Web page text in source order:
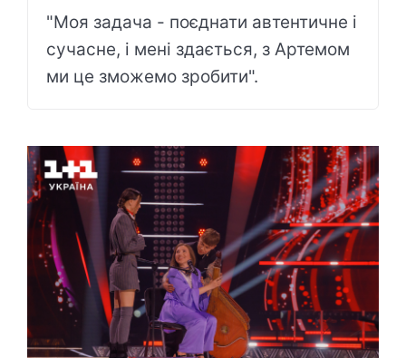
"Моя задача - поєднати автентичне і
сучасне, і мені здається, з Артемом
ми це зможемо зробити".